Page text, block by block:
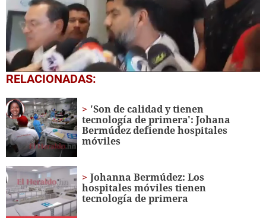
0
of
minutes,
0
RELACIONADAS:
'Son de calidad y tienen
tecnología de primera': Johana
Bermúdez defiende hospitales
móviles
Johanna Bermúdez: Los
hospitales móviles tienen
tecnología de primera